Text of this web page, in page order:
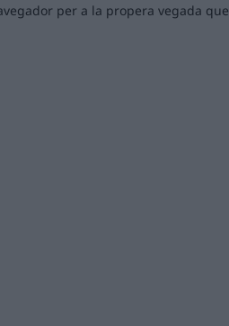
per a la propera vegada que